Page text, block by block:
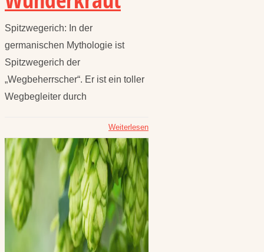
Spitzwegerich: In der
germanischen Mythologie ist
Spitzwegerich der
„Wegbeherrscher“. Er ist ein toller
Wegbegleiter durch
Weiterlesen